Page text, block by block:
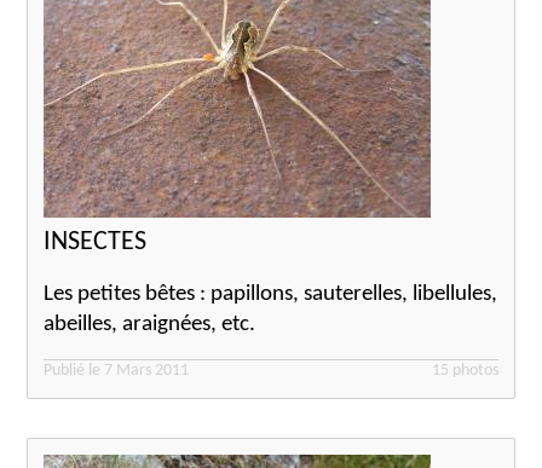
INSECTES
Les petites bêtes : papillons, sauterelles, libellules,
abeilles, araignées, etc.
Publié le 7 Mars 2011 15 photos